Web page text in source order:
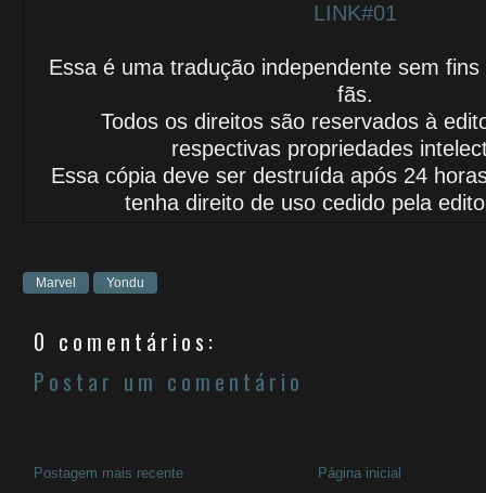
LINK#01
Essa é uma tradução independente sem
fãs.
Todos os direitos são reservados à
respectivas propriedades
Essa cópia deve ser destruída após 24
tenha direito de uso cedido pela
Marvel Yondu
0 comentários:
Postar um comentário
Postagem mais recente Página inicial